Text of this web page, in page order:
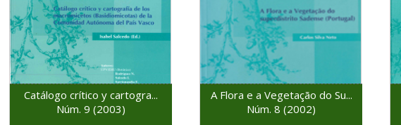
Catálogo crítico y cartogra...
Núm. 9 (2003)
A Flora e a Vegetação do Su...
Núm. 8 (2002)